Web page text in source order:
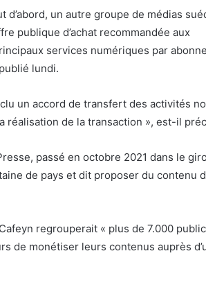
un autre groupe de médias
publique d’achat recommandée aux
services numériques par
lundi.
un accord de transfert des activités
réalisation de la transaction », est-il
passé en octobre 2021 dans le
de pays et dit proposer du contenu
regrouperait « plus de 7.000
de monétiser leurs contenus auprès